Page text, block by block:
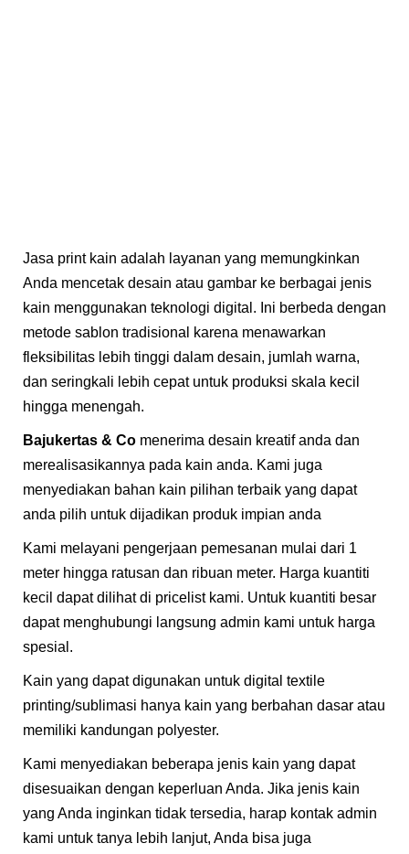
Jasa print kain adalah layanan yang memungkinkan
Anda mencetak desain atau gambar ke berbagai jenis
kain menggunakan teknologi digital. Ini berbeda dengan
metode sablon tradisional karena menawarkan
fleksibilitas lebih tinggi dalam desain, jumlah warna,
dan seringkali lebih cepat untuk produksi skala kecil
hingga menengah.
Bajukertas & Co menerima desain kreatif anda dan
merealisasikannya pada kain anda. Kami juga
menyediakan bahan kain pilihan terbaik yang dapat
anda pilih untuk dijadikan produk impian anda
Kami melayani pengerjaan pemesanan mulai dari 1
meter hingga ratusan dan ribuan meter. Harga kuantiti
kecil dapat dilihat di pricelist kami. Untuk kuantiti besar
dapat menghubungi langsung admin kami untuk harga
spesial.
Kain yang dapat digunakan untuk digital textile
printing/sublimasi hanya kain yang berbahan dasar atau
memiliki kandungan polyester.
Kami menyediakan beberapa jenis kain yang dapat
disesuaikan dengan keperluan Anda. Jika jenis kain
yang Anda inginkan tidak tersedia, harap kontak admin
kami untuk tanya lebih lanjut, Anda bisa juga